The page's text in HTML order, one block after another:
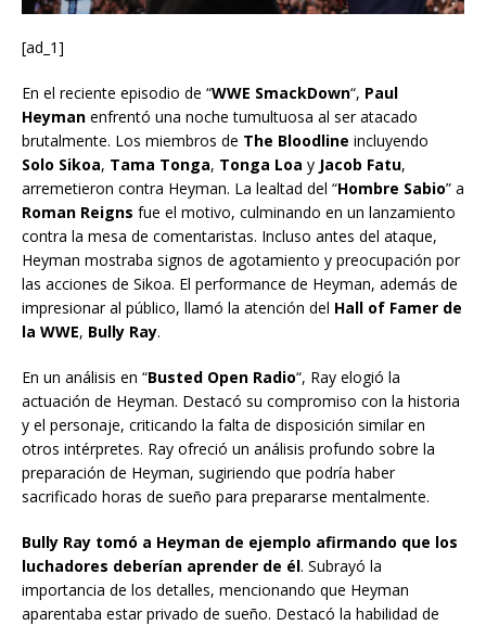
[ad_1]
En el reciente episodio de “WWE SmackDown“, Paul
Heyman enfrentó una noche tumultuosa al ser atacado
brutalmente. Los miembros de The Bloodline incluyendo
Solo Sikoa, Tama Tonga, Tonga Loa y Jacob Fatu,
arremetieron contra Heyman. La lealtad del “Hombre Sabio” a
Roman Reigns fue el motivo, culminando en un lanzamiento
contra la mesa de comentaristas. Incluso antes del ataque,
Heyman mostraba signos de agotamiento y preocupación por
las acciones de Sikoa. El performance de Heyman, además de
impresionar al público, llamó la atención del Hall of Famer de
la WWE, Bully Ray.
En un análisis en “Busted Open Radio“, Ray elogió la
actuación de Heyman. Destacó su compromiso con la historia
y el personaje, criticando la falta de disposición similar en
otros intérpretes. Ray ofreció un análisis profundo sobre la
preparación de Heyman, sugiriendo que podría haber
sacrificado horas de sueño para prepararse mentalmente.
Bully Ray tomó a Heyman de ejemplo afirmando que los
luchadores deberían aprender de él. Subrayó la
importancia de los detalles, mencionando que Heyman
aparentaba estar privado de sueño. Destacó la habilidad de